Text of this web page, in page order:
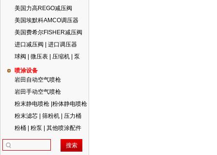
美国力高REGO减压阀
美国埃默科AMCO调压器
美国费希尔FISHER减压阀
进口减压阀 | 进口调压器
球阀 | 微压表 | 压缩机 | 泵
喷涂设备
岩田自动空气喷枪
岩田手动空气喷枪
粉末静电喷枪 |粉体静电喷枪
粉末滤芯 | 筛粉机 | 压力桶
粉桶 | 粉泵 | 其他喷涂配件